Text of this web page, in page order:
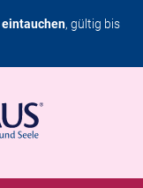
eintauchen, gültig bis